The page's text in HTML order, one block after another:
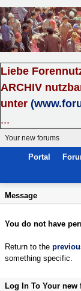
Liebe
ARCHIV
unter
...
Your new forums
Portal
Message
You do not have
Return to the
something specific.
Log In To Your new